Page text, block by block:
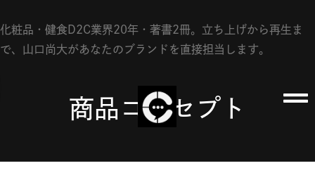
会社概要
FAQ
資料請求
お問い合わせ
化粧品・健食D2C業界20年・著書2冊。立ち上げから再生ま
で、山口尚大があなたのブランドを直接担当します。
商品コンセプト